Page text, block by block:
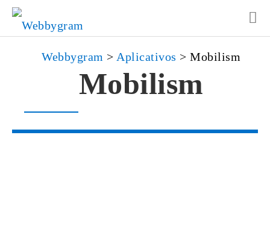
Webbygram > Aplicativos > Mobilism
Mobilism